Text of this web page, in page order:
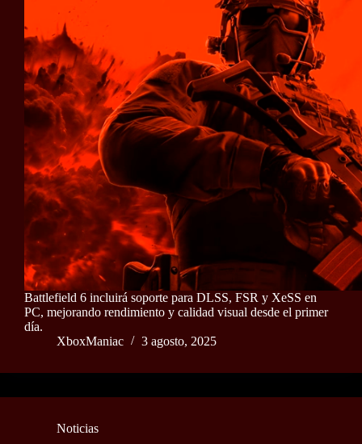
Battlefield 6 incluirá soporte para DLSS, FSR y XeSS en
PC, mejorando rendimiento y calidad visual desde el primer
día.
XboxManiac
3 agosto, 2025
Noticias